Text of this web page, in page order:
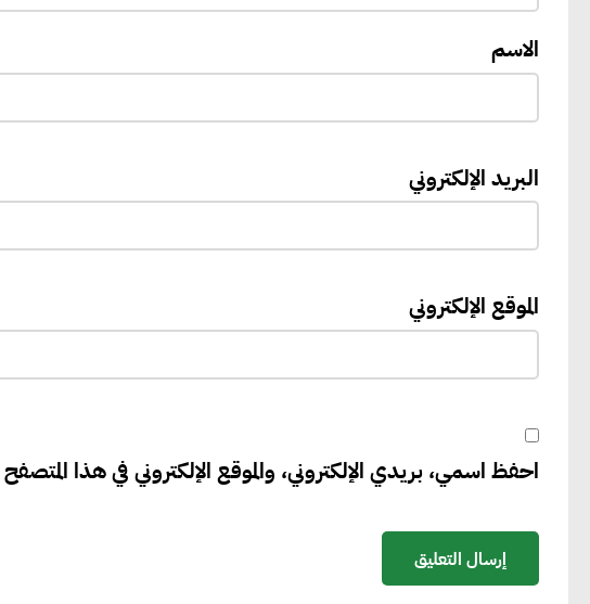
الاسم
البريد الإلكتروني
الموقع الإلكتروني
احفظ اسمي، بريدي الإلكتروني، والموقع الإلكتروني في هذا المتصفح